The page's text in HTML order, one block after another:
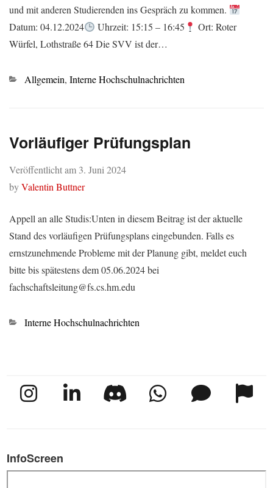
und mit anderen Studierenden ins Gespräch zu kommen.
Datum: 04.12.2024
Uhrzeit: 15:15 – 16:45
Ort: Roter
Würfel, Lothstraße 64 Die SVV ist der…
Kategorien
Allgemein, Interne Hochschulnachrichten
Vorläufiger Prüfungsplan
Veröffentlicht am 3. Juni 2024
byValentin Buttner
Appell an alle Studis:Unten in diesem Beitrag ist der aktuelle
Stand des vorläufigen Prüfungsplans eingebunden. Falls es
ernstzunehmende Probleme mit der Planung gibt, meldet euch
bitte bis spätestens dem 05.06.2024 bei
fachschaftsleitung@fs.cs.hm.edu
Kategorien
Interne Hochschulnachrichten
InfoScreen